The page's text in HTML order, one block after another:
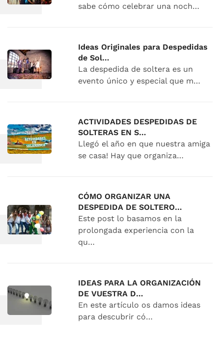
sabe cómo celebrar una noch…
Ideas Originales para Despedidas
de Sol…
La despedida de soltera es un
evento único y especial que m…
ACTIVIDADES DESPEDIDAS DE
SOLTERAS EN S…
Llegó el año en que nuestra amiga
se casa! Hay que organiza…
CÓMO ORGANIZAR UNA
DESPEDIDA DE SOLTERO…
Este post lo basamos en la
prolongada experiencia con la
qu…
IDEAS PARA LA ORGANIZACIÓN
DE VUESTRA D…
En este artículo os damos ideas
para descubrir có…